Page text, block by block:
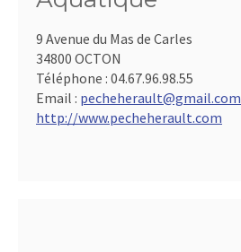
9 Avenue du Mas de Carles
34800 OCTON
Téléphone : 04.67.96.98.55
Email : pecheherault@gmail.com
http://www.pecheherault.com